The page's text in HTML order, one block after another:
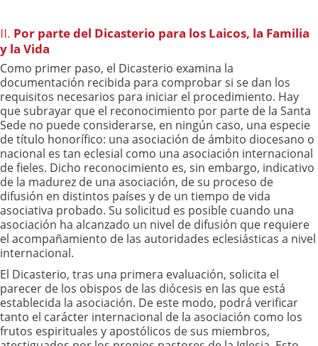
II. Por parte del Dicasterio para los Laicos, la Familia
y la Vida
Como primer paso, el Dicasterio examina la
documentación recibida para comprobar si se dan los
requisitos necesarios para iniciar el procedimiento. Hay
que subrayar que el reconocimiento por parte de la Santa
Sede no puede considerarse, en ningún caso, una especie
de título honorífico: una asociación de ámbito diocesano o
nacional es tan eclesial como una asociación internacional
de fieles. Dicho reconocimiento es, sin embargo, indicativo
de la madurez de una asociación, de su proceso de
difusión en distintos países y de un tiempo de vida
asociativa probado. Su solicitud es posible cuando una
asociación ha alcanzado un nivel de difusión que requiere
el acompañamiento de las autoridades eclesiásticas a nivel
internacional.
El Dicasterio, tras una primera evaluación, solicita el
parecer de los obispos de las diócesis en las que está
establecida la asociación. De este modo, podrá verificar
tanto el carácter internacional de la asociación como los
frutos espirituales y apostólicos de sus miembros,